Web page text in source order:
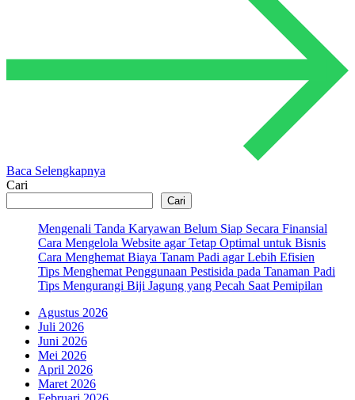
Baca Selengkapnya
Cari
Cari
Mengenali Tanda Karyawan Belum Siap Secara Finansial
Cara Mengelola Website agar Tetap Optimal untuk Bisnis
Cara Menghemat Biaya Tanam Padi agar Lebih Efisien
Tips Menghemat Penggunaan Pestisida pada Tanaman Padi
Tips Mengurangi Biji Jagung yang Pecah Saat Pemipilan
Agustus 2026
Juli 2026
Juni 2026
Mei 2026
April 2026
Maret 2026